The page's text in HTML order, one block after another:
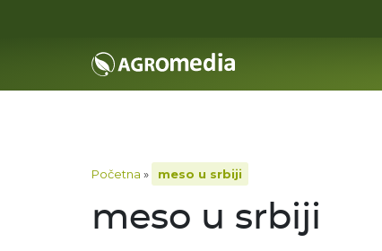
Početna » meso u srbiji
meso u srbiji